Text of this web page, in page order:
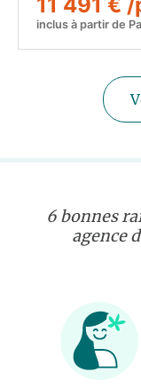
inclus à partir de
6 bonnes
agence